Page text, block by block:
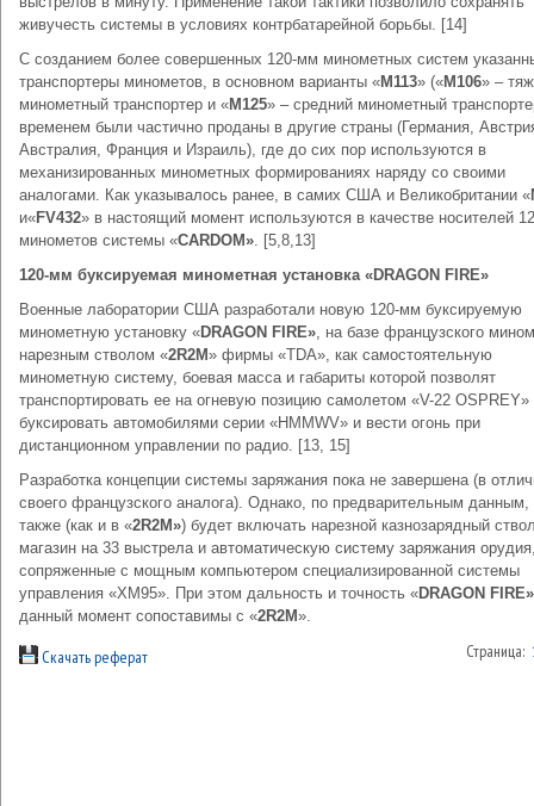
живучесть системы в условиях контрбатарейной борьбы. [14]
С созданием более совершенных 120-мм минометных систем
транспортеры минометов, в основном варианты «М113» («М106» –
минометный транспортер и «М125» – средний минометный
временем были частично проданы в другие страны (Германия,
Австралия, Франция и Израиль), где до сих пор используются в
механизированных минометных формированиях наряду со своими
аналогами. Как указывалось ранее, в самих США и Великобритании «
и«FV432» в настоящий момент используются в качестве носителей
минометов системы «CARDOM». [5,8,13]
120-мм буксируемая минометная установка «DRAGON FIRE»
Военные лаборатории США разработали новую 120-мм буксируемую
минометную установку «DRAGON FIRE», на базе французского
нарезным стволом «2R2M» фирмы «TDA», как самостоятельную
минометную систему, боевая масса и габариты которой позволят
транспортировать ее на огневую позицию самолетом «V-22 OSPREY»
буксировать автомобилями серии «HMMWV» и вести огонь при
дистанционном управлении по радио. [13, 15]
Разработка концепции системы заряжания пока не завершена (в
своего французского аналога). Однако, по предварительным данным,
также (как и в «2R2M») будет включать нарезной казнозарядный
магазин на 33 выстрела и автоматическую систему заряжания
сопряженные с мощным компьютером специализированной системы
управления «XM95». При этом дальность и точность «DRAGON FIRE»
данный момент сопоставимы с «2R2M».
Скачать реферат Страница: